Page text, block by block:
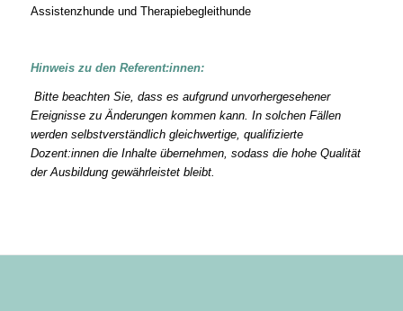
Assistenzhunde und Therapiebegleithunde
Hinweis zu den Referent:innen:
Bitte beachten Sie, dass es aufgrund unvorhergesehener
Ereignisse zu Änderungen kommen kann. In solchen Fällen
werden selbstverständlich gleichwertige, qualifizierte
Dozent:innendie Inhalte übernehmen, sodass die hohe Qualität
der Ausbildung gewährleistet bleibt.